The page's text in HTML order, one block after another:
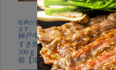
松商が送料全額負担させていただき
ます。
神戸牛・近江牛 肩ロース
すき焼き食べ比べセット
500ｇ（250ｇ×２Ｐ）約４人
前【冷凍】